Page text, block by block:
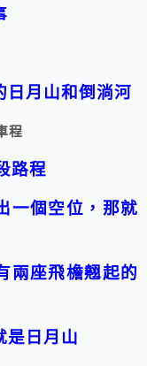
日月山和倒淌河
程
路程
一個空位，那就
兩座飛檐翹起的
是日月山